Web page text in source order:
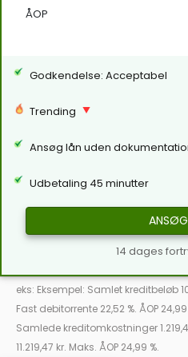
ÅOP
Godkendelse: Acceptabel
Trending
Ansøg lån uden
Udbetaling 45 minutter
ANSØG
14 dages
eks: Eksempel: Samlet kreditbeløb
Fast debitorrente 22,52 %. ÅOP
Samlede kreditomkostninger
11.219,47 kr. Maks. ÅOP 24,99 %.